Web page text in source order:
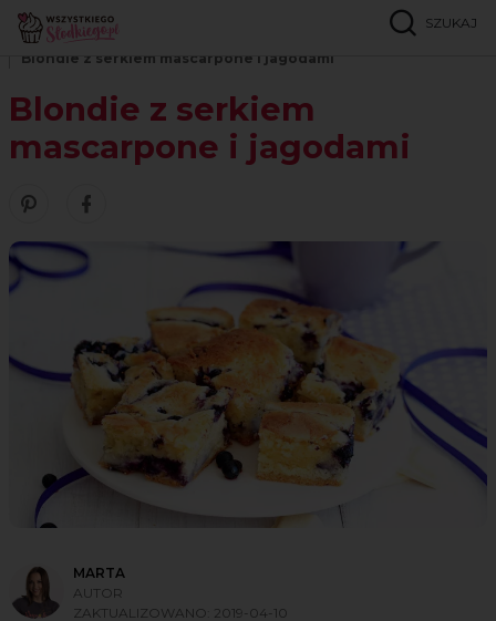
SZUKAJ
Strona główna
Blondie z serkiem mascarpone i jagodami
Blondie z serkiem
mascarpone i jagodami
Zobacz nasze piny w serwisie Pinterest
Udostępnij ten przepis w serwisie Facebook
MARTA
AUTOR
ZAKTUALIZOWANO: 2019-04-10